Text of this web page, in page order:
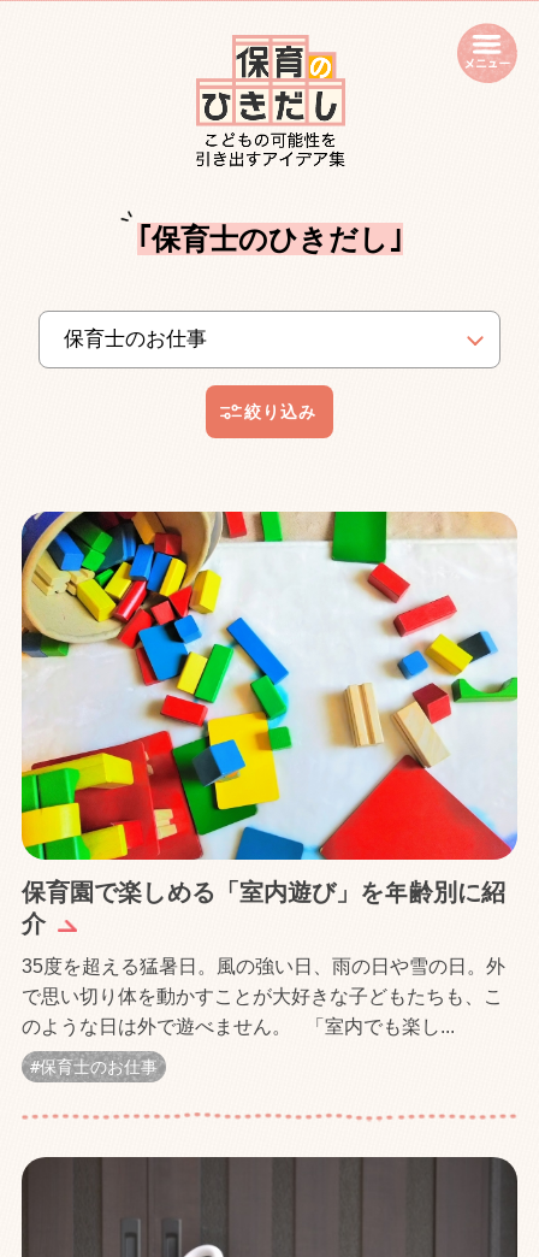
｢保育士のひきだし｣
保育園で楽しめる「室内遊び」を年齢別に紹
介
35度を超える猛暑日。風の強い日、雨の日や雪の日。外
で思い切り体を動かすことが大好きな子どもたちも、こ
のような日は外で遊べません。 「室内でも楽し...
保育士のお仕事